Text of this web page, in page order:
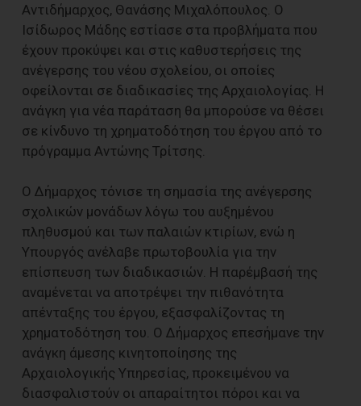
Αντιδήμαρχος, Θανάσης Μιχαλόπουλος. Ο
Ισίδωρος Μάδης εστίασε στα προβλήματα που
έχουν προκύψει και στις καθυστερήσεις της
ανέγερσης του νέου σχολείου, οι οποίες
οφείλονται σε διαδικασίες της Αρχαιολογίας. Η
ανάγκη για νέα παράταση θα μπορούσε να θέσει
σε κίνδυνο τη χρηματοδότηση του έργου από το
πρόγραμμα Αντώνης Τρίτσης.
Ο Δήμαρχος τόνισε τη σημασία της ανέγερσης
σχολικών μονάδων λόγω του αυξημένου
πληθυσμού και των παλαιών κτιρίων, ενώ η
Υπουργός ανέλαβε πρωτοβουλία για την
επίσπευση των διαδικασιών. Η παρέμβασή της
αναμένεται να αποτρέψει την πιθανότητα
απένταξης του έργου, εξασφαλίζοντας τη
χρηματοδότηση του. Ο Δήμαρχος επεσήμανε την
ανάγκη άμεσης κινητοποίησης της
Αρχαιολογικής Υπηρεσίας, προκειμένου να
διασφαλιστούν οι απαραίτητοι πόροι και να